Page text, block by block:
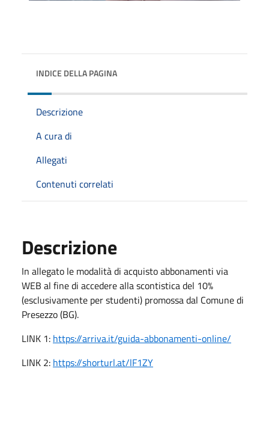
INDICE DELLA PAGINA
Descrizione
A cura di
Allegati
Contenuti correlati
Descrizione
In allegato le modalità di acquisto abbonamenti via
WEB al fine di accedere alla scontistica del 10%
(esclusivamente per studenti) promossa dal Comune di
Presezzo (BG).
LINK 1: https://arriva.it/guida-abbonamenti-online/
LINK 2: https://shorturl.at/lF1ZY